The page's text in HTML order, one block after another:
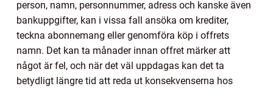
person, namn, personnummer, adress och kanske även
bankuppgifter, kan i vissa fall ansöka om krediter,
teckna abonnemang eller genomföra köp i offrets
namn. Det kan ta månader innan offret märker att
något är fel, och när det väl uppdagas kan det ta
betydligt längre tid att reda ut konsekvenserna hos